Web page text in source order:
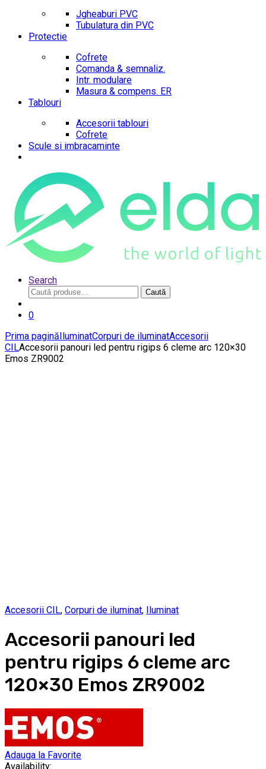
Jgheaburi PVC
Tubulatura din PVC
Protectie
Cofrete
Comanda & semnaliz.
Intr. modulare
Masura & compens. ER
Tablouri
Accesorii tablouri
Cofrete
Scule si imbracaminte
Search
Caută
după:
Caută
0
Prima paginăIluminatCorpuri de iluminatAccesorii
CILAccesorii panouri led pentru rigips 6 cleme arc 120×30
Emos ZR9002
Accesorii CIL, Corpuri de iluminat, Iluminat
Accesorii panouri led
pentru rigips 6 cleme arc
120×30 Emos ZR9002
Adauga la Favorite
Availability: